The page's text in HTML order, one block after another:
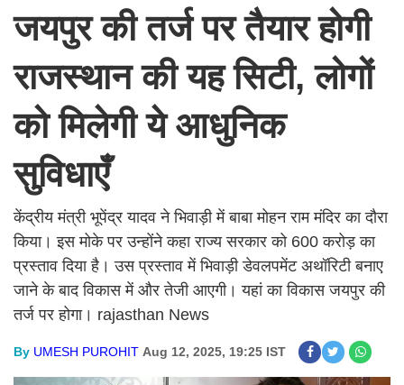
जयपुर की तर्ज पर तैयार होगी
राजस्थान की यह सिटी, लोगों
को मिलेगी ये आधुनिक
सुविधाएँ
केंद्रीय मंत्री भूपेंद्र यादव ने भिवाड़ी में बाबा मोहन राम मंदिर का दौरा
किया। इस मोके पर उन्होंने कहा राज्य सरकार को 600 करोड़ का
प्रस्ताव दिया है। उस प्रस्ताव में भिवाड़ी डेवलपमेंट अथॉरिटी बनाए
जाने के बाद विकास में और तेजी आएगी। यहां का विकास जयपुर की
तर्ज पर होगा। rajasthan News
By UMESH PUROHIT Aug 12, 2025, 19:25 IST